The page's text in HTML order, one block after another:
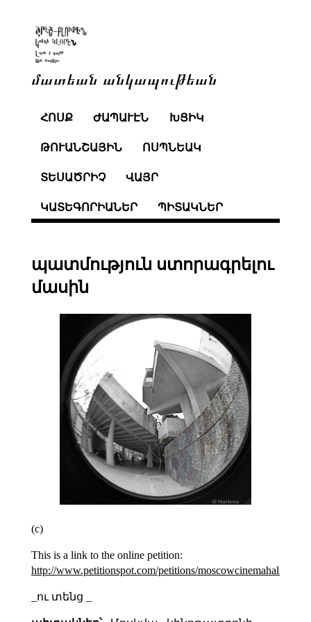
մատեան անկապութեան
ՀՈՍՔ ԺԱՊԱՒԷՆ ԽՑԻԿ
ԹՈՒԱՆՇԱՅԻՆ ՈՍՊՆԵԱԿ
ՏԵՍԱԾՐԻՉ ՎԱՅՐ
ԿԱՏԵԳՈՐԻԱՆԵՐ ՊԻՏԱԿՆԵՐ
պատմություն ստորագրելու
մասին
(c)
This is a link to the online petition:
http://www.petitionspot.com/petitions/moscowcinemahall
_ու տենց _